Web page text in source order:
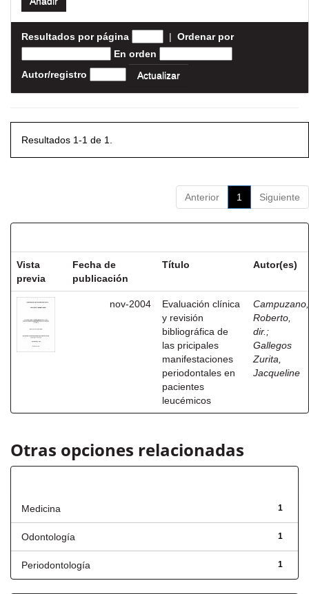
Resultados por página | Ordenar por
En orden
Autor/registro
Resultados 1-1 de 1.
Anterior 1 Siguiente
Vista
previa
Fecha de
publicación
Título Autor(es)
nov-2004
Evaluación clínica
y revisión
bibliográfica de
las pricipales
manifestaciones
periodontales en
pacientes
leucémicos
Campuzano,
Roberto,
dir. ;
Gallegos
Zurita,
Jacqueline
Otras opciones relacionadas
1
Medicina
1
Odontología
1
Periodontología